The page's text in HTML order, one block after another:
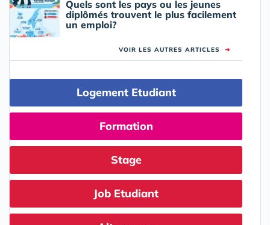
Quels sont les pays ou les jeunes
diplômés trouvent le plus facilement
un emploi?
VOIR LES AUTRES ARTICLES ➜
Logement Etudiant
Formation
Stage
Job Etudiant